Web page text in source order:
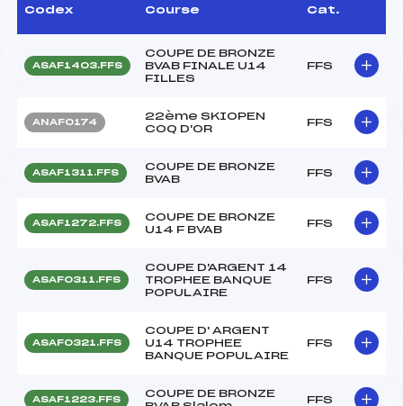
Codex Course Cat.
ASAF1403.FFS
COUPE DE BRONZE
BVAB FINALE U14
FILLES
FFS
ANAF0174
22ème SKIOPEN
COQ D'OR
FFS
ASAF1311.FFS
COUPE DE BRONZE
BVAB
FFS
ASAF1272.FFS
COUPE DE BRONZE
U14 F BVAB
FFS
ASAF0311.FFS
COUPE D'ARGENT 14
TROPHEE BANQUE
POPULAIRE
FFS
ASAF0321.FFS
COUPE D' ARGENT
U14 TROPHEE
BANQUE POPULAIRE
FFS
ASAF1223.FFS
COUPE DE BRONZE
FFS